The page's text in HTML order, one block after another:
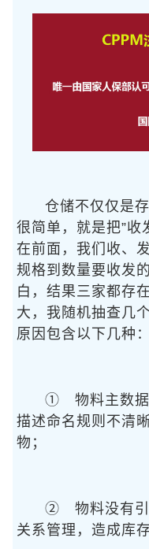
仓储不仅仅是
很简单，就是把”收
在前面，我们收、
规格到数量要收发
白，结果三家都存
大，我随机抽查几
原因包含以下几种：
① 物料主数据
描述命名规则不清
物；
② 物料没有引
关系管理，造成库